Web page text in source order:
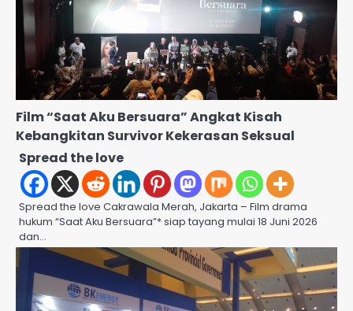
Film “Saat Aku Bersuara” Angkat Kisah
Kebangkitan Survivor Kekerasan Seksual
Spread the love
Spread the love Cakrawala Merah, Jakarta – Film drama
hukum “Saat Aku Bersuara”* siap tayang mulai 18 Juni 2026
dan…